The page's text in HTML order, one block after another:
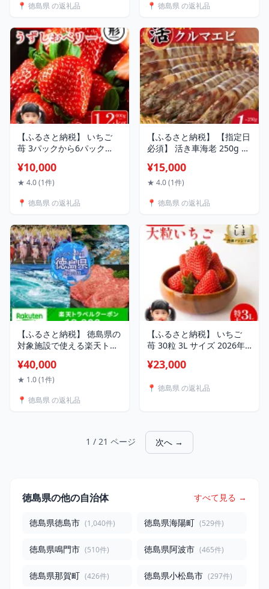
（反物） 徳島
📍 徳島県 の返礼品
い 歳暮 中元 年末 年始 バー
阿南
📍 徳島県 の返礼品
【ふるさと納税】 いちご
苺 3パックから6パック
末まで発送 うずしおベリー
果物 フルーツ デザート 旬
すすめ ギフト プレゼント
無料 徳島
¥10,000
★ 4.0 (1件)
📍 徳島県 の返礼品
【ふるさと納税】 【指定日
必須】 活き車海老 250g ～
ズ クルマエビ 車エビ えび
活きエビ 活きたまま 養殖
徳島 鳴門 【年末年始 発送
¥15,000
★ 4.0 (1件)
📍 徳島県 の返礼品
【ふるさと納税】 徳島県の
対象施設で使える楽天トラ
《ここしかない！徳島県
内”全域”が対象！》 阿波踊
行券 トラベル クーポン ホ
ーメン 半田そうめん 大塚
¥40,000
★ 1.0 (1件)
📍 徳島県 の返礼品
【ふるさと納税】 いちご
苺 30粒 3L サイズ 2026年1
しおベリー 果物 フルーツ
気 ケーキ おすすめ ギフト
¥23,000
📍 徳島県 の返礼品
1 / 21 ページ 次へ →
徳島県の他の自治体 すべて見る →
徳島県徳島市 (1,040件) 徳島県海陽町 (529件)
徳島県鳴門市 (510件) 徳島県阿波市 (465件)
徳島県那賀町 (426件) 徳島県小松島市 (297件)